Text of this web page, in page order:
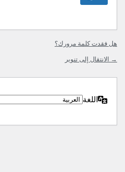
هل فقدت كلمة مرورك؟
→ الانتقال إلى تنوير
اللغة